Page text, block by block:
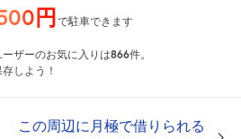
円で駐車できます
ザーのお気に入りは866件。
しよう！
この周辺に月極で借りられる